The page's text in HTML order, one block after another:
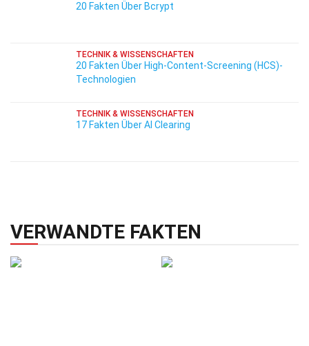
20 Fakten Über Bcrypt
TECHNIK & WISSENSCHAFTEN
20 Fakten Über High-Content-Screening (HCS)-
Technologien
TECHNIK & WISSENSCHAFTEN
17 Fakten Über AI Clearing
VERWANDTE FAKTEN